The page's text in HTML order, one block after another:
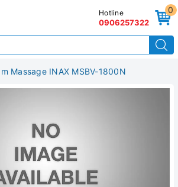
0
Hotline
0906257322
Massage INAX MSBV-1800N